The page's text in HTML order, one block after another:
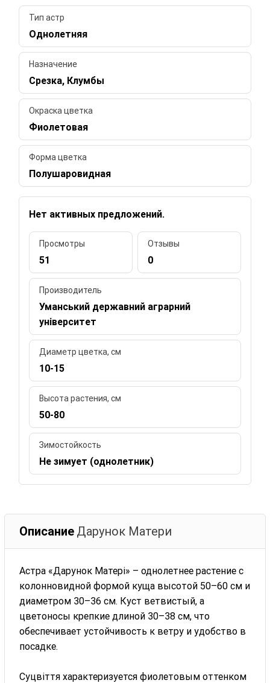
Тип астр
Однолетняя
Назначение
Срезка, Клумбы
Окраска цветка
Фиолетовая
Форма цветка
Полушаровидная
Нет активных предложений.
Просмотры
51
Отзывы
0
Производитель
Уманський державний аграрний
університет
Диаметр цветка, см
10-15
Высота растения, см
50-80
Зимостойкость
Не зимует (однолетник)
Описание Дарунок Матери
Астра «Дарунок Матері» – однолетнее растение с
колонновидной формой куща высотой 50–60 см и
диаметром 30–36 см. Куст ветвистый, а
цветоносы крепкие длиной 30–38 см, что
обеспечивает устойчивость к ветру и удобство в
посадке.
Суцвіття характеризуется фиолетовым оттенком